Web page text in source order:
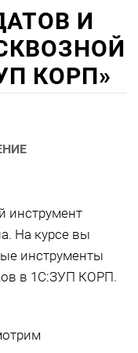
И
КОРП»
инструмент
На курсе вы
инструменты
в 1С:ЗУП КОРП.